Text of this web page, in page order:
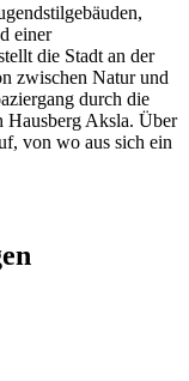
einer
die Stadt an der
zwischen Natur und
durch die
Hausberg Aksla. Über
von wo aus sich ein